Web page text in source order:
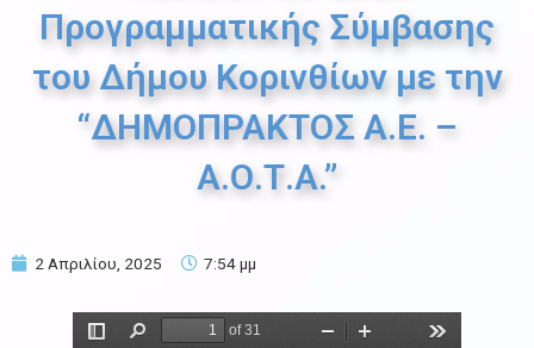
Προγραμματικής Σύμβασης
του Δήμου Κορινθίων με την
“ΔΗΜΟΠΡΑΚΤΟΣ Α.Ε. –
Α.Ο.Τ.Α.”
2 Απριλίου, 2025 7:54 μμ